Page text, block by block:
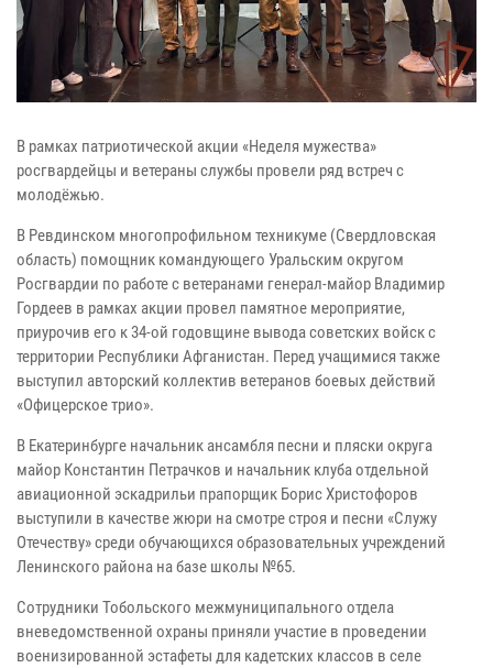
В рамках патриотической акции «Неделя мужества»
росгвардейцы и ветераны службы провели ряд встреч с
молодёжью.
В Ревдинском многопрофильном техникуме (Свердловская
область) помощник командующего Уральским округом
Росгвардии по работе с ветеранами генерал-майор Владимир
Гордеев в рамках акции провел памятное мероприятие,
приурочив его к 34-ой годовщине вывода советских войск с
территории Республики Афганистан. Перед учащимися также
выступил авторский коллектив ветеранов боевых действий
«Офицерское трио».
В Екатеринбурге начальник ансамбля песни и пляски округа
майор Константин Петрачков и начальник клуба отдельной
авиационной эскадрильи прапорщик Борис Христофоров
выступили в качестве жюри на смотре строя и песни «Служу
Отечеству» среди обучающихся образовательных учреждений
Ленинского района на базе школы №65.
Сотрудники Тобольского межмуниципального отдела
вневедомственной охраны приняли участие в проведении
военизированной эстафеты для кадетских классов в селе